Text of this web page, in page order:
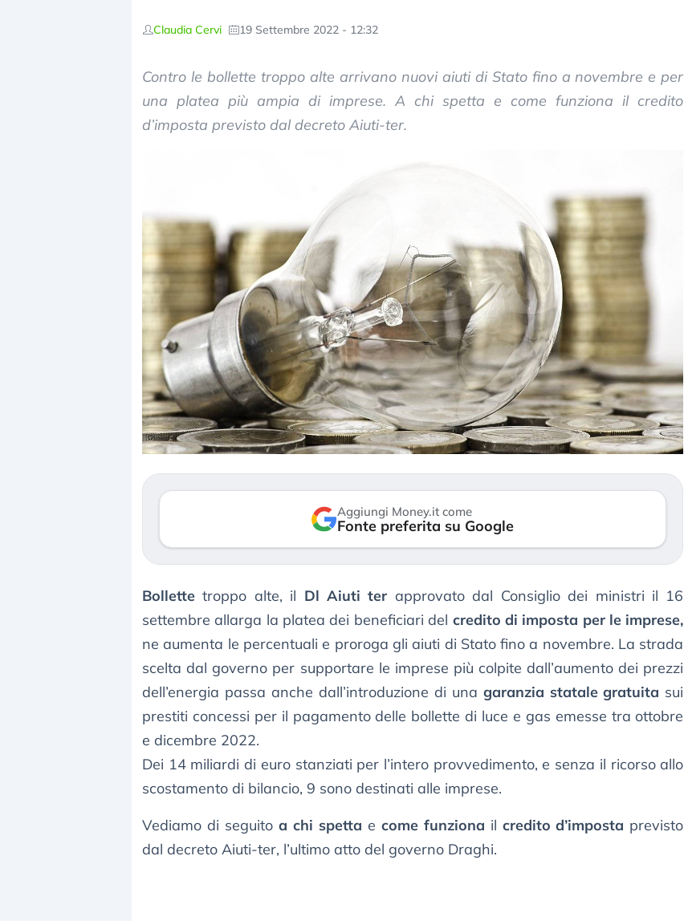
Claudia Cervi 19 Settembre 2022 - 12:32
Contro le bollette troppo alte arrivano nuovi aiuti di Stato fino a novembre e per
una platea più ampia di imprese. A chi spetta e come funziona il credito
d’imposta previsto dal decreto Aiuti-ter.
Aggiungi Money.it come
Fonte preferita su Google
Bollettetroppo alte, il Dl Aiuti ter approvato dal Consiglio dei ministri il 16
settembre allarga la platea dei beneficiari del credito di imposta per le imprese,
ne aumenta le percentuali e proroga gli aiuti di Stato fino a novembre. La strada
scelta dal governo per supportare le imprese più colpite dall’aumento dei prezzi
dell’energia passa anche dall’introduzione di una garanzia statale gratuita sui
prestiti concessi per il pagamento delle bollette di luce e gas emesse tra ottobre
e dicembre 2022.
Dei 14 miliardi di euro stanziati per l’intero provvedimento, e senza il ricorso allo
scostamento di bilancio, 9 sono destinati alle imprese.
Vediamo di seguitoa chi spetta e come funziona il credito d’imposta previsto
dal decreto Aiuti-ter, l’ultimo atto del governo Draghi.
Dalle valutazioni estreme alla
correzione. Cosa sta guidando il
repricing degli asset?
mostrando segni di stanchezza
verso le (…)
«La mia vita è rovinata». Investitori
in preda al panico dopo lo scoppio
della bolla AI
Kospi, mentre gli investitori retail (…)
30 luglio 2026